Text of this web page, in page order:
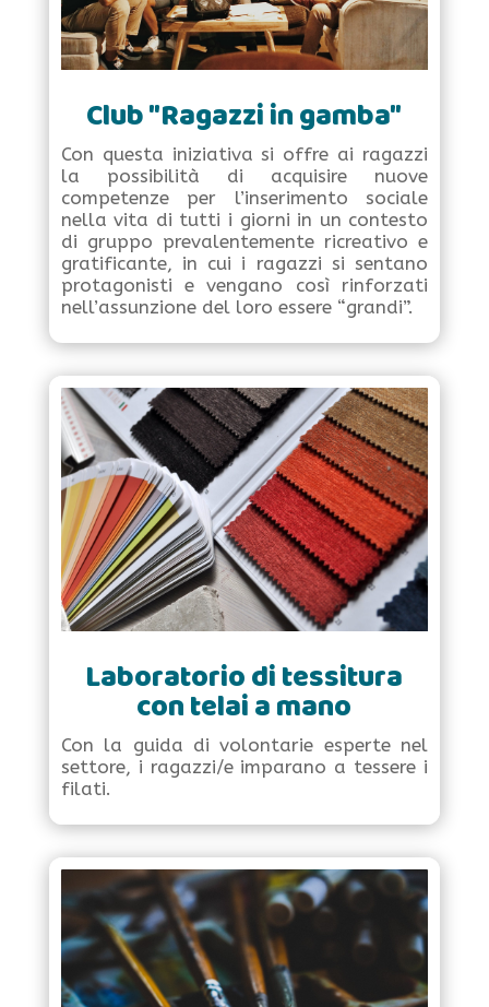
Club "Ragazzi in gamba"
Con questa iniziativa si offre ai ragazzi
la possibilità di acquisire nuove
competenze per l’inserimento sociale
nella vita di tutti i giorni in un contesto
di gruppo prevalentemente ricreativo e
gratificante, in cui i ragazzi si sentano
protagonisti e vengano così rinforzati
nell’assunzione del loro essere “grandi”.
Laboratorio di tessitura
con telai a mano
Con la guida di volontarie esperte nel
settore, i ragazzi/e imparano a tessere i
filati.